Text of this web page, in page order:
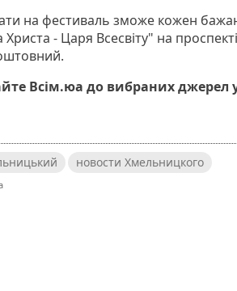
на фестиваль зможе кожен
Христа - Царя Всесвіту" на
Всім.юа до вибраних джерел
новости Хмельницкого